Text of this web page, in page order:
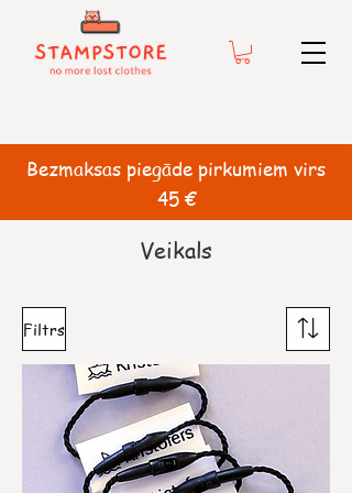
Bezmaksas piegāde pirkumiem virs
45 €
Veikals
Filtrs